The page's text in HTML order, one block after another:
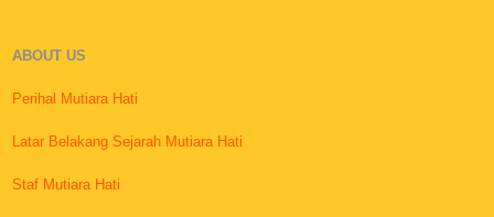
ABOUT US
Perihal Mutiara Hati
Latar Belakang Sejarah Mutiara Hati
Staf Mutiara Hati